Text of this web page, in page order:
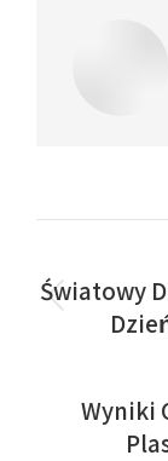
Światowy
Wyniki